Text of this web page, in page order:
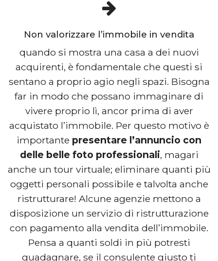
Non valorizzare l’immobile in vendita
quando si mostra una casa a dei nuovi
acquirenti, è fondamentale che questi si
sentano a proprio agio negli spazi. Bisogna
far in modo che possano immaginare di
vivere proprio lì, ancor prima di aver
acquistato l’immobile. Per questo motivo è
importante presentare l’annuncio con
delle belle foto professionali, magari
anche un tour virtuale; eliminare quanti più
oggetti personali possibile e talvolta anche
ristrutturare! Alcune agenzie mettono a
disposizione un servizio di ristrutturazione
con pagamento alla vendita dell’immobile.
Pensa a quanti soldi in più potresti
guadagnare, se il consulente giusto ti